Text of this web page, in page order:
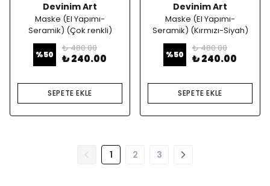
Devinim Art
Maske (El Yapımı-
Seramik) (Çok renkli)
%50
₺ 480.00
₺ 240.00
SEPETE EKLE
Devinim Art
Maske (El Yapımı-
Seramik) (Kırmızı-Siyah)
%50
₺ 480.00
₺ 240.00
SEPETE EKLE
1 2 3